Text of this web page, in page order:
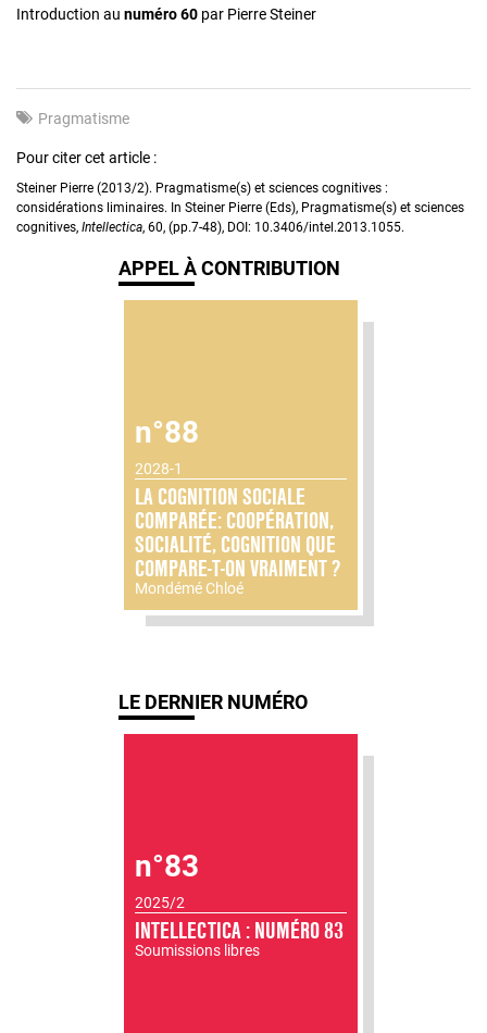
Introduction au numéro 60 par Pierre Steiner
Pragmatisme
Pour citer cet article :
Steiner Pierre (2013/2). Pragmatisme(s) et sciences cognitives :
considérations liminaires. In Steiner Pierre (Eds), Pragmatisme(s) et sciences
cognitives, Intellectica, 60, (pp.7-48), DOI: 10.3406/intel.2013.1055.
APPEL À CONTRIBUTION
n°88
2028-1
LA COGNITION SOCIALE
COMPARÉE: COOPÉRATION,
SOCIALITÉ, COGNITION QUE
COMPARE-T-ON VRAIMENT ?
Mondémé Chloé
LE DERNIER NUMÉRO
n°83
2025/2
INTELLECTICA : NUMÉRO 83
Soumissions libres